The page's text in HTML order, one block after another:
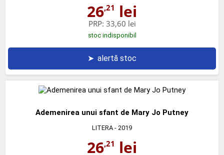
26,21 lei
PRP: 33,60 lei
stoc indisponibil
➤ alertă stoc
Ademenirea unui sfant de Mary Jo Putney
LITERA - 2019
26,21 lei